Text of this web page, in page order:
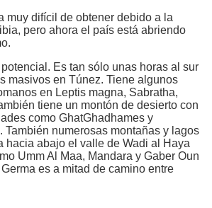
muy difícil de obtener debido a la
pero ahora el país está abriendo
Es tan sólo unas horas al sur
masivos en Túnez. Tiene algunos
en Leptis magna, Sabratha,
tiene un montón de desierto con
como GhatGhadhames y
También numerosas montañas y lagos
hacia abajo el valle de Wadi al Haya
Umm Al Maa, Mandara y Gaber Oun
es a mitad de camino entre